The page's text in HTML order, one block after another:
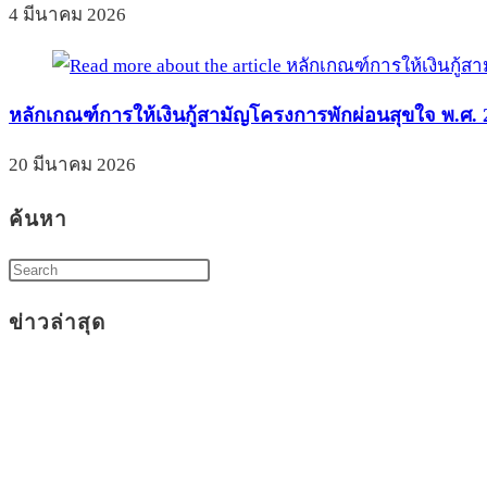
4 มีนาคม 2026
หลักเกณฑ์การให้เงินกู้สามัญโครงการพักผ่อนสุขใจ พ.ศ.
20 มีนาคม 2026
ค้นหา
ข่าวล่าสุด